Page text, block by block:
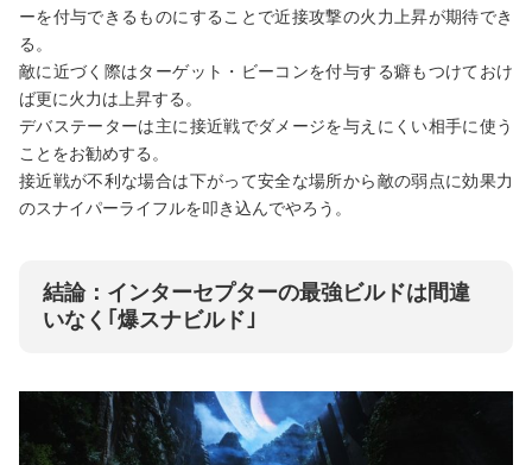
ーを付与できるものにすることで近接攻撃の火力上昇が期待でき
る。
敵に近づく際はターゲット・ビーコンを付与する癖もつけておけ
ば更に火力は上昇する。
デバステーターは主に接近戦でダメージを与えにくい相手に使う
ことをお勧めする。
接近戦が不利な場合は下がって安全な場所から敵の弱点に効果力
のスナイパーライフルを叩き込んでやろう。
結論：インターセプターの最強ビルドは間違
いなく｢爆スナビルド｣